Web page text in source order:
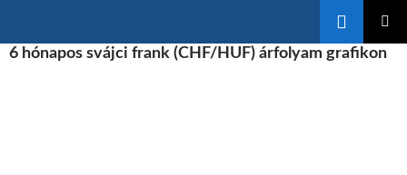
A
6 hónapos svájci frank (CHF/HUF) árfolyam grafikon